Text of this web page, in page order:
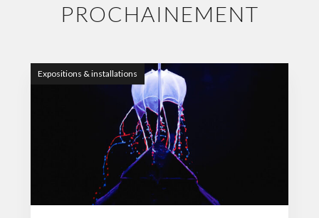
PROCHAINEMENT
Expositions & installations